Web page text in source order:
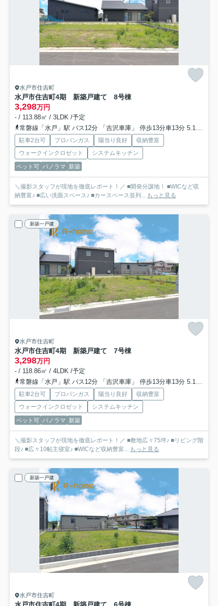
水戸市住吉町
水戸市住吉町4期 新築戸建て 8号棟
3,298万円
- / 113.88㎡ / 3LDK /予定
常磐線「水戸」駅 バス12分 「吉沢車庫」 停歩13分車13分 5.1km
駐車2台可 プロパンガス 陽当り良好
収納豊富
ウォークインクロゼット
システムキッチン
ペット可 パノラマ 新築
＼撮影スタッフが現地を徹底レポート！／ ■開発分譲地！ ■WICなど収
納豊富♪ ■広い洗面スペース♪ ■カースペース並列...
もっと見る
新築一戸建
水戸市住吉町
水戸市住吉町4期 新築戸建て 7号棟
3,298万円
- / 118.86㎡ / 4LDK /予定
常磐線「水戸」駅 バス12分 「吉沢車庫」 停歩13分車13分 5.1km
駐車2台可 プロパンガス 陽当り良好
収納豊富
ウォークインクロゼット
システムキッチン
ペット可 パノラマ 新築
＼撮影スタッフが現地を徹底レポート！／ ■敷地広々75坪♪ ■リビング階
段♪ ■広々10帖主寝室♪ ■WICなど収納豊富...
もっと見る
新築一戸建
水戸市住吉町
水戸市住吉町4期 新築戸建て 6号棟